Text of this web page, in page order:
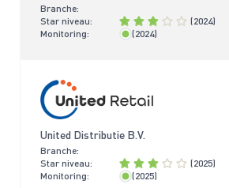
Branche:
Star niveau:
(2024)
Monitoring:
< 2 jaar
(2024)
United Distributie B.V.
Branche:
Star niveau:
(2025)
Monitoring:
< 2 jaar
(2025)